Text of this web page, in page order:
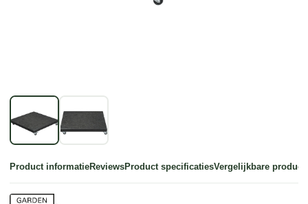
Product informatieReviewsProduct specificatiesVergelijkbare